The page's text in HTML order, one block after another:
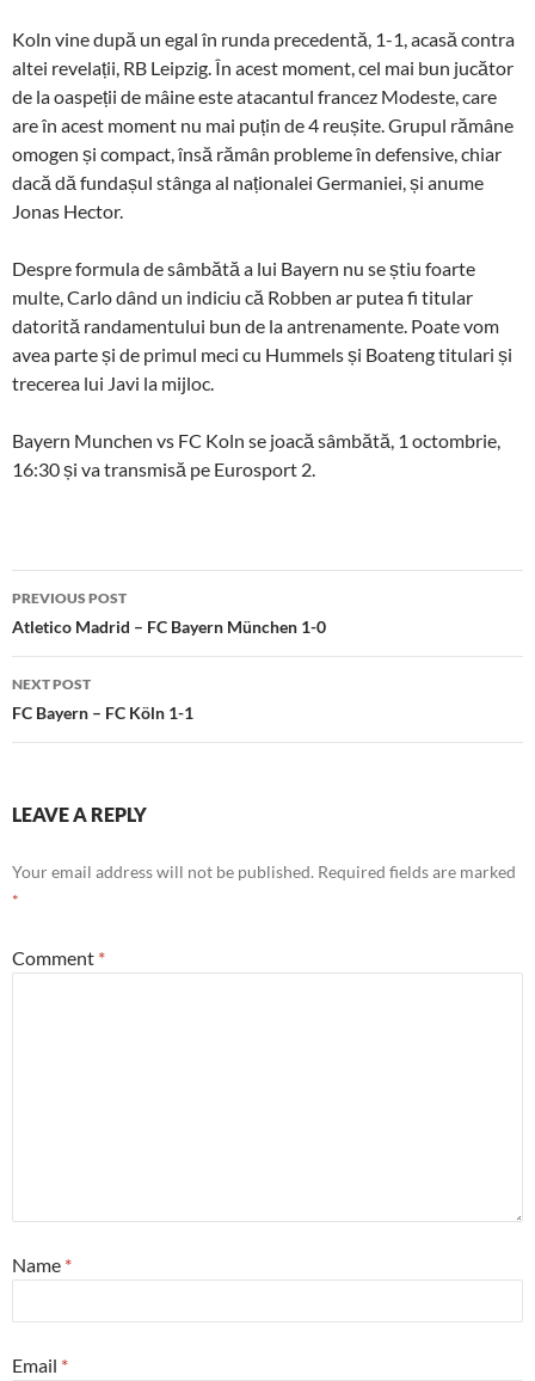
Koln vine după un egal în runda precedentă, 1-1, acasă contra
altei revelații, RB Leipzig. În acest moment, cel mai bun jucător
de la oaspeții de mâine este atacantul francez Modeste, care
are în acest moment nu mai puțin de 4 reușite. Grupul rămâne
omogen și compact, însă rămân probleme în defensive, chiar
dacă dă fundașul stânga al naționalei Germaniei, și anume
Jonas Hector.
Despre formula de sâmbătă a lui Bayern nu se știu foarte
multe, Carlo dând un indiciu că Robben ar putea fi titular
datorită randamentului bun de la antrenamente. Poate vom
avea parte și de primul meci cu Hummels și Boateng titulari și
trecerea lui Javi la mijloc.
Bayern Munchen vs FC Koln se joacă sâmbătă, 1 octombrie,
16:30 și va transmisă pe Eurosport 2.
Post
navigation
PREVIOUS POST
Atletico Madrid – FC Bayern München 1-0
NEXT POST
FC Bayern – FC Köln 1-1
LEAVE A REPLY
Your email address will not be published. Required fields are marked
*
Comment *
Name *
Email *